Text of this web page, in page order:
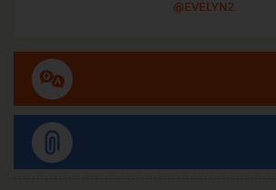
@EVELYN2